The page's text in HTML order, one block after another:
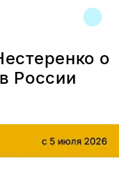
о
России